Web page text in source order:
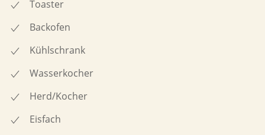
Toaster
Backofen
Kühlschrank
Wasserkocher
Herd/Kocher
Eisfach